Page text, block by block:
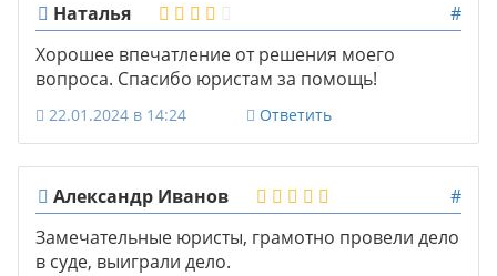
Наталья
#
Хорошее впечатление от решения моего
вопроса. Спасибо юристам за помощь!
22.01.2024 в 14:24 Ответить
Александр Иванов
#
Замечательные юристы, грамотно провели дело
в суде, выиграли дело.